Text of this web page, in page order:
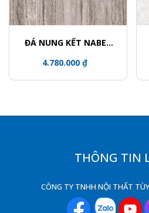
ĐÁ NUNG KẾT NABEL
4.780.000 ₫
THÔNG TIN
CÔNG TY TNHH NỘI THẤT